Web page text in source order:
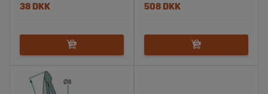
38 DKK
508 DKK